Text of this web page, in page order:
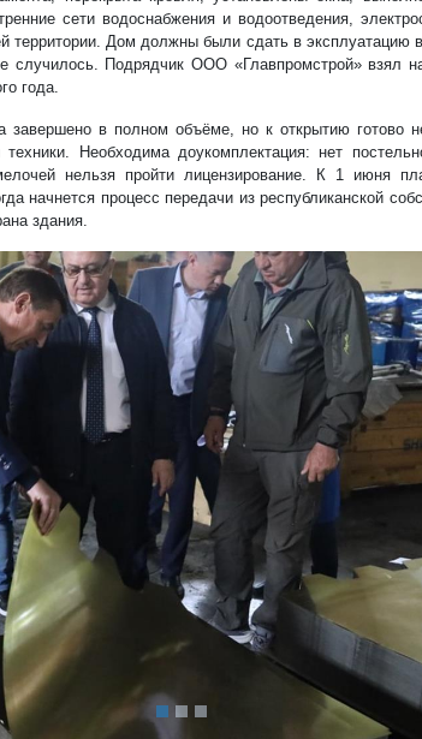
сети водоснабжения и водоотведения,
территории. Дом должны были сдать в эксплуатацию
случилось. Подрядчик ООО «Главпромстрой» взял
года.
завершено в полном объёме, но к открытию готово
Необходима доукомплектация: нет
нельзя пройти лицензирование. К 1 июня
начнется процесс передачи из республиканской
здания.